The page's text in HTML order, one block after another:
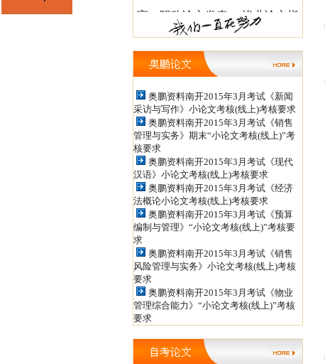
审，职称论文发表。 毕业论文指
导QQ: 498886956 ，438160317信
箱：tianshanxiezuo@126.com 职
称论文发表QQ: 979934524，
852398450 投稿信箱：
jiaoshizhijia888@126.com
奥鹏资料南开2015年3月考试《新闻
采访与写作》小论文考核(线上)考核要求
奥鹏资料南开2015年3月考试《销售
管理与实务》期末“小论文考核(线上)”考
核要求
奥鹏资料南开2015年3月考试《现代
汉语》小论文考核(线上)考核要求
奥鹏资料南开2015年3月考试《经济
法概论小论文考核(线上)考核要求
奥鹏资料南开2015年3月考试《预算
编制与管理》“小论文考核(线上)”考核要
求
奥鹏资料南开2015年3月考试《销售
风险管理与实务》小论文考核(线上)考核
要求
奥鹏资料南开2015年3月考试《物业
管理综合能力》“小论文考核(线上)”考核
要求